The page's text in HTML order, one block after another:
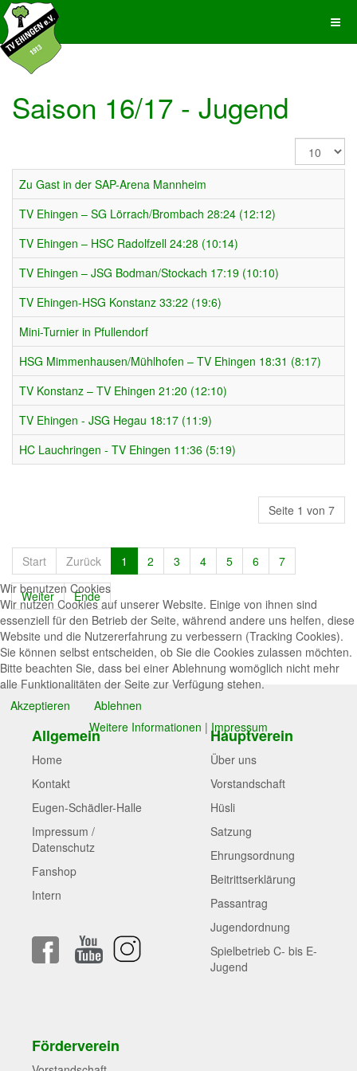
Saison 16/17 - Jugend
Anzeige
#
Zu Gast in der SAP-Arena Mannheim
TV Ehingen – SG Lörrach/Brombach 28:24 (12:12)
TV Ehingen – HSC Radolfzell 24:28 (10:14)
TV Ehingen – JSG Bodman/Stockach 17:19 (10:10)
TV Ehingen-HSG Konstanz 33:22 (19:6)
Mini-Turnier in Pfullendorf
HSG Mimmenhausen/Mühlhofen – TV Ehingen 18:31 (8:17)
TV Konstanz – TV Ehingen 21:20 (12:10)
TV Ehingen - JSG Hegau 18:17 (11:9)
HC Lauchringen - TV Ehingen 11:36 (5:19)
Seite 1 von 7
Start Zurück 1 2 3 4 5 6 7
Weiter Ende
Allgemein
Home
Kontakt
Eugen-Schädler-Halle
Impressum /
Datenschutz
Fanshop
Intern
Hauptverein
Über uns
Vorstandschaft
Hüsli
Satzung
Ehrungsordnung
Beitrittserklärung
Passantrag
Jugendordnung
Spielbetrieb C- bis E-
Jugend
Förderverein
Wir benutzen Cookies
Wir nutzen Cookies auf unserer Website. Einige von ihnen sind
essenziell für den Betrieb der Seite, während andere uns helfen, diese
Website und die Nutzererfahrung zu verbessern (Tracking Cookies).
Sie können selbst entscheiden, ob Sie die Cookies zulassen möchten.
Bitte beachten Sie, dass bei einer Ablehnung womöglich nicht mehr
alle Funktionalitäten der Seite zur Verfügung stehen.
Akzeptieren
Ablehnen
Weitere Informationen | Impressum